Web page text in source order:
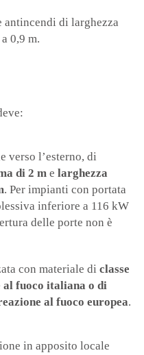
antincendi di larghezza
0,9 m.
verso l’esterno, di
di 2 m e larghezza
. Per impianti con portata
inferiore a 116 kW
delle porte non è
con materiale di classe
al fuoco italiana o di
al fuoco europea.
in apposito locale